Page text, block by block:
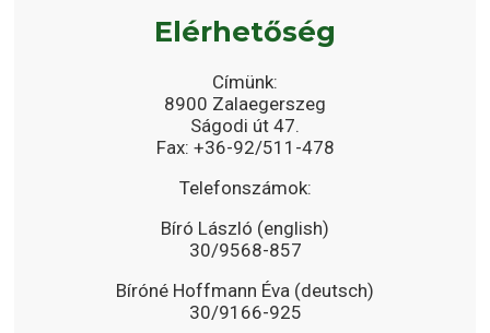
Elérhetőség
Címünk:
8900 Zalaegerszeg
Ságodi út 47.
Fax: +36-92/511-478
Telefonszámok:
Bíró László (english)
30/9568-857
Bíróné Hoffmann Éva (deutsch)
30/9166-925